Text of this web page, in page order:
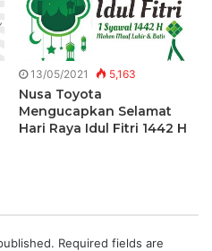
13/05/2021 5,163
Nusa Toyota
Mengucapkan Selamat
Hari Raya Idul Fitri 1442 H
Required fields are